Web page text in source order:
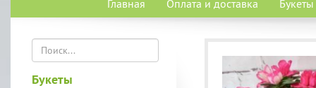
Главная Оплата и доставка Букеты
Букеты